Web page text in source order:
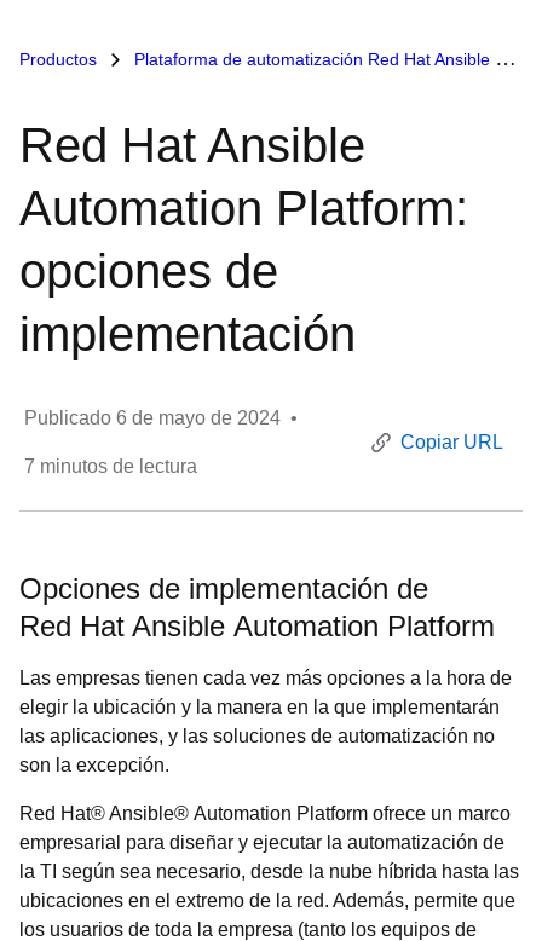
Productos Plataforma de automatización Red Hat Ansible
Red Hat Ansible
Automation Platform:
opciones de
implementación
Publicado 6 de mayo de 2024 •
7 minutos de lectura
Copiar URL
Opciones de implementación de
Red Hat Ansible Automation Platform
Las empresas tienen cada vez más opciones a la hora de
elegir la ubicación y la manera en la que implementarán
las aplicaciones, y las soluciones de automatización no
son la excepción.
Red Hat® Ansible® Automation Platform ofrece un marco
empresarial para diseñar y ejecutar la automatización de
la TI según sea necesario, desde la nube híbrida hasta las
ubicaciones en el extremo de la red. Además, permite que
los usuarios de toda la empresa (tanto los equipos de